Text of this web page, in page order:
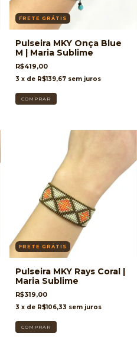
FRETE GRÁTIS
Pulseira MKY Onça Blue
M | Maria Sublime
R$419,00
3 x de R$139,67 sem juros
FRETE GRÁTIS
Pulseira MKY Rays Coral |
Maria Sublime
R$319,00
3 x de R$106,33 sem juros